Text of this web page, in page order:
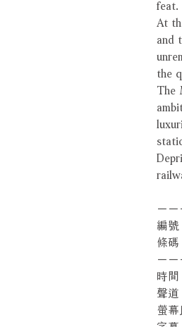
feat.
At
and
the
The
－
編
條
－
時
聲
螢